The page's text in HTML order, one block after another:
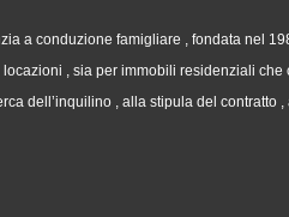
a conduzione famigliare , fondata nel
locazioni , sia per immobili residenziali che
dell’inquilino , alla stipula del contratto